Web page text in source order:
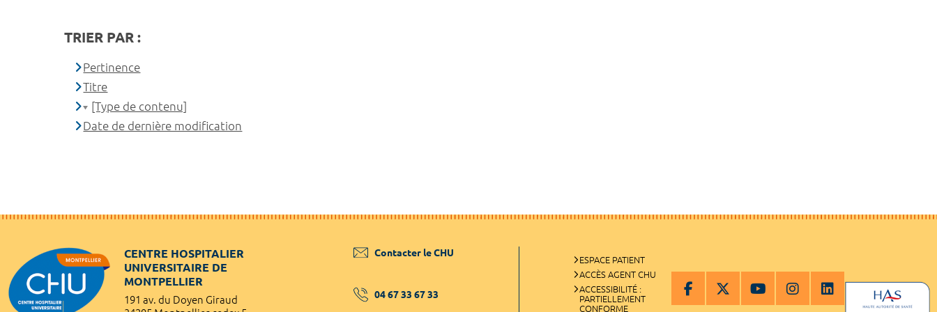
TRIER PAR :
Pertinence
Titre
[Type de contenu]
Date de dernière modification
CENTRE HOSPITALIER
UNIVERSITAIRE DE
MONTPELLIER
191 av. du Doyen Giraud
Contacter le CHU
04 67 33 67 33
ESPACE PATIENT
ACCÈS AGENT CHU
ACCESSIBILITÉ :
PARTIELLEMENT
CONFORME